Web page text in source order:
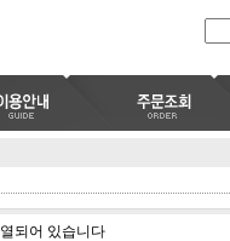
되어 있습니다